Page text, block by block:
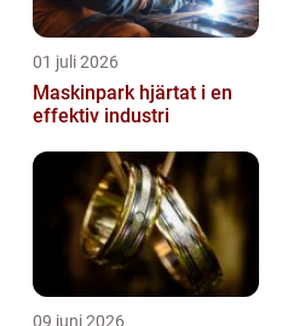
01 juli 2026
Maskinpark hjärtat i en
effektiv industri
09 juni 2026